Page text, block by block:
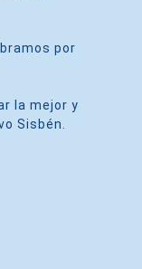
por
la mejor y
Sisbén.